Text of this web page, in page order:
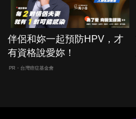
伴侶和妳一起預防HPV，才
有資格說愛妳！
PR・台灣癌症基金會